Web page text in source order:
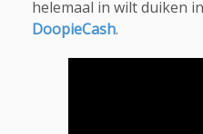
helemaal in wilt duiken
DoopieCash.